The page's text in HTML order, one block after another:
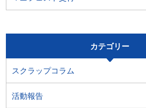
カテゴリー
スクラップコラム
活動報告